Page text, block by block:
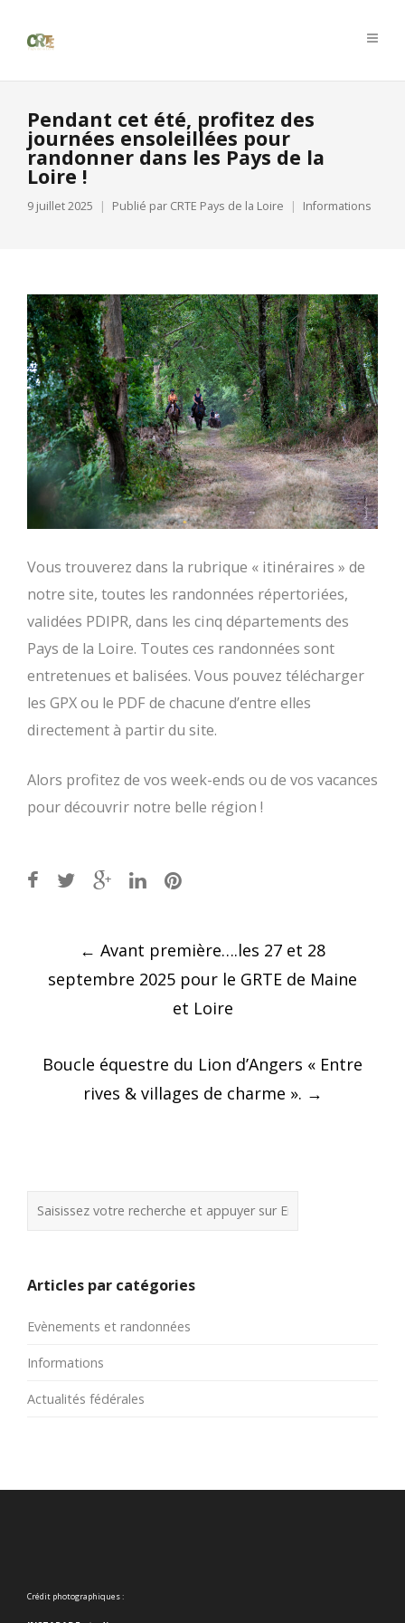
Pendant cet été, profitez des
journées ensoleillées pour
randonner dans les Pays de la
Loire !
9 juillet 2025 Publié par CRTE Pays de la Loire Informations
Vous trouverez dans la rubrique « itinéraires » de
notre site, toutes les randonnées répertoriées,
validées PDIPR, dans les cinq départements des
Pays de la Loire. Toutes ces randonnées sont
entretenues et balisées. Vous pouvez télécharger
les GPX ou le PDF de chacune d’entre elles
directement à partir du site.
Alors profitez de vos week-ends ou de vos vacances
pour découvrir notre belle région !
navigation
← Avant première….les 27 et 28
septembre 2025 pour le GRTE de Maine
et Loire
Boucle équestre du Lion d’Angers « Entre
rives & villages de charme ». →
Articles par catégories
Evènements et randonnées
Informations
Actualités fédérales
Crédit photographiques :